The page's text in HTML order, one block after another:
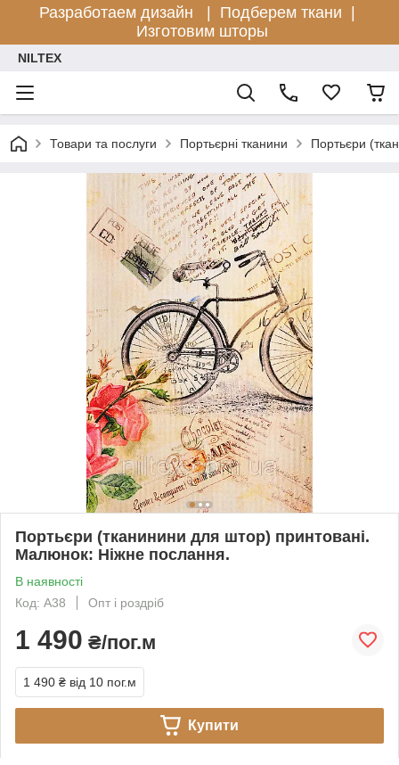
Разработаем дизайн |
Подберем ткани |
Изготовим шторы
NILTEX
Товари та послуги Портьєрні тканини Портьєри
Портьєри (тканинини для штор) принтовані.
Малюнок: Ніжне послання.
В наявності
Код: A38
Опт і роздріб
1 490 ₴/пог.м
1 490 ₴ від 10 пог.м
Купити